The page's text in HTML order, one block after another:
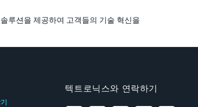
루션을 제공하여 고객들의 기술 혁신을
텍트로닉스와 연락하기